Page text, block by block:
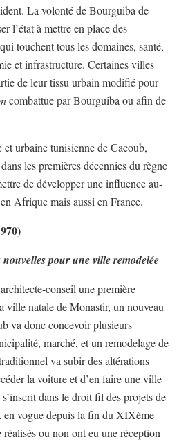
La volonté de Bourguiba de
l’état à mettre en place des
touchent tous les domaines, santé,
et infrastructure. Certaines villes
de leur tissu urbain modifié pour
combattue par Bourguiba ou afin de
urbaine tunisienne de Cacoub,
les premières décennies du règne
de développer une influence au-
Afrique mais aussi en France.
pour une ville remodelée
conseil une première
ville natale de Monastir, un nouveau
va donc concevoir plusieurs
marché, et un remodelage de
va subir des altérations
la voiture et d’en faire une ville
dans le droit fil des projets de
en vogue depuis la fin du XIXème
ou non ont eu une réception